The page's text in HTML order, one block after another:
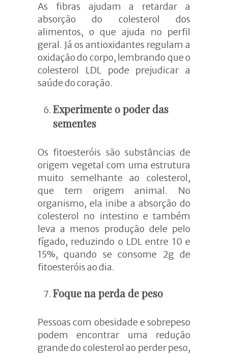
As fibras ajudam a retardar a
absorção do colesterol dos
alimentos, o que ajuda no perfil
geral. Já os antioxidantes regulam a
oxidação do corpo, lembrando que o
colesterol LDL pode prejudicar a
saúde do coração.
Experimente o poder das
sementes
Os fitoesteróis são substâncias de
origem vegetal com uma estrutura
muito semelhante ao colesterol,
que tem origem animal. No
organismo, ela inibe a absorção do
colesterol no intestino e também
leva a menos produção dele pelo
fígado, reduzindo o LDL entre 10 e
15%, quando se consome 2g de
fitoesteróis ao dia.
Foque na perda de peso
Pessoas com obesidade e sobrepeso
podem encontrar uma redução
grande do colesterol ao perder peso,